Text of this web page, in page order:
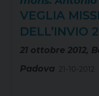
VEGLIA
DELL’INVIO
21 ottobre 2012,
Padova
21-10-2012